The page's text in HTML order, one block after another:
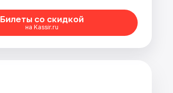
Билеты со скидкой
на Kassir.ru